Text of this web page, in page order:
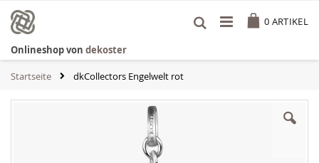
Inhalt
springen
0 ARTIKEL
Onlineshop von dekoster
Startseite dkCollectors Engelwelt rot